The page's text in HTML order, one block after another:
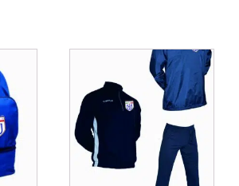
prodotto
ha
più
varianti.